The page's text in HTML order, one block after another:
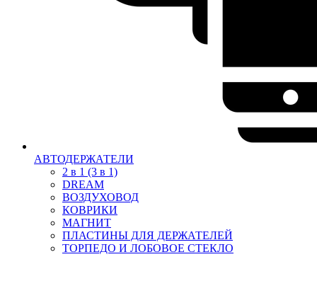
АВТОДЕРЖАТЕЛИ
2 в 1 (3 в 1)
DREAM
ВОЗДУХОВОД
КОВРИКИ
МАГНИТ
ПЛАСТИНЫ ДЛЯ ДЕРЖАТЕЛЕЙ
ТОРПЕДО И ЛОБОВОЕ СТЕКЛО